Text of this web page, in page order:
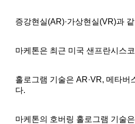
증강현실(AR)·가상현실(VR)과
마케톤은 최근 미국 샌프란시스
홀로그램 기술은 AR·VR, 메타
다.
마케톤의 호버링 홀로그램 기술